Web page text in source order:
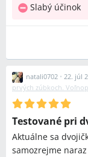
Slabý účinok
natali0702 • 22. júl
prvých zúbkoch.
Testované pri
Aktuálne sa
samozrejme